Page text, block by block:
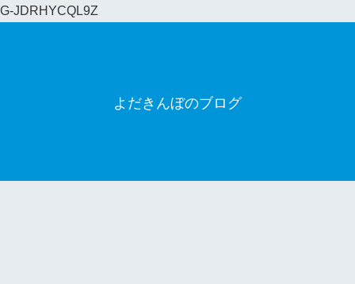
G-JDRHYCQL9Z
よだきんぼのブログ